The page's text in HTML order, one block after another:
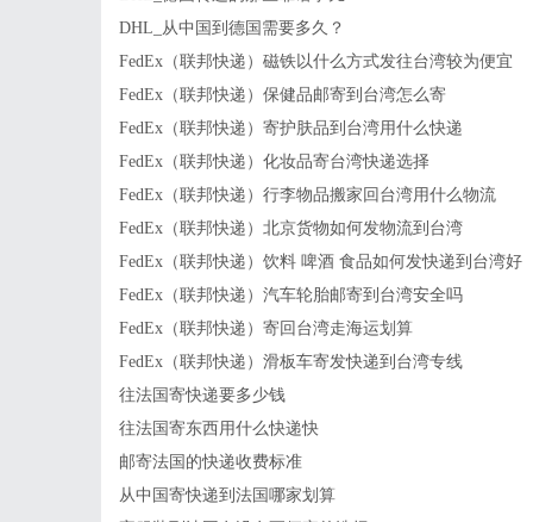
DHL_从中国到德国需要多久？
FedEx（联邦快递）磁铁以什么方式发往台湾较为便宜
FedEx（联邦快递）保健品邮寄到台湾怎么寄
FedEx（联邦快递）寄护肤品到台湾用什么快递
FedEx（联邦快递）化妆品寄台湾快递选择
FedEx（联邦快递）行李物品搬家回台湾用什么物流
FedEx（联邦快递）北京货物如何发物流到台湾
FedEx（联邦快递）饮料 啤酒 食品如何发快递到台湾好
FedEx（联邦快递）汽车轮胎邮寄到台湾安全吗
FedEx（联邦快递）寄回台湾走海运划算
FedEx（联邦快递）滑板车寄发快递到台湾专线
往法国寄快递要多少钱
往法国寄东西用什么快递快
邮寄法国的快递收费标准
从中国寄快递到法国哪家划算